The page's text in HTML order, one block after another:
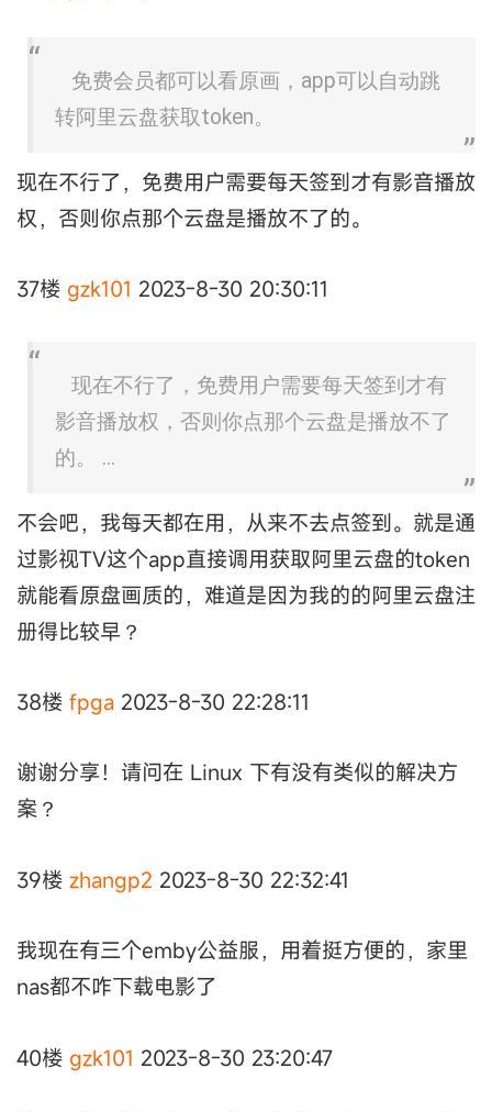
免费会员都可以看原画，app可以自动跳
转阿里云盘获取token。
现在不行了，免费用户需要每天签到才有影音播放
权，否则你点那个云盘是播放不了的。
37楼 gzk101 2023-8-30 20:30:11
现在不行了，免费用户需要每天签到才有
影音播放权，否则你点那个云盘是播放不了
的。 ...
不会吧，我每天都在用，从来不去点签到。就是通
过影视TV这个app直接调用获取阿里云盘的token
就能看原盘画质的，难道是因为我的的阿里云盘注
册得比较早？
38楼 fpga 2023-8-30 22:28:11
谢谢分享！请问在 Linux 下有没有类似的解决方
案？
39楼 zhangp2 2023-8-30 22:32:41
我现在有三个emby公益服，用着挺方便的，家里
nas都不咋下载电影了
40楼 gzk101 2023-8-30 23:20:47